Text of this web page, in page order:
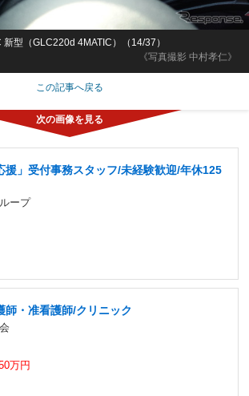
《写真撮影 中村孝仁》
新型（GLC220d 4MATIC）（14/37）
この記事へ戻る
援」受付事務スタッフ/未経験歓迎/年休125
ープ
師・准看護師/クリニック
万円